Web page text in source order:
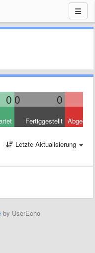
0 0 0
Fertiggestellt
Letzte Aktualisierung
by UserEcho